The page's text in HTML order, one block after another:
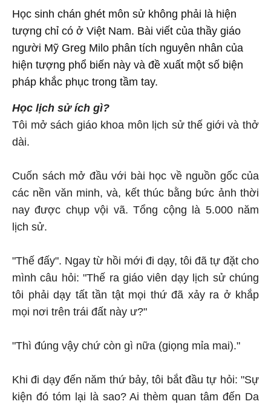
Học sinh chán ghét môn sử không phải là hiện
tượng chỉ có ở Việt Nam. Bài viết của thầy giáo
người Mỹ Greg Milo phân tích nguyên nhân của
hiện tượng phổ biến này và đề xuất một số biện
pháp khắc phục trong tầm tay.
Học lịch sử ích gì?
Tôi mở sách giáo khoa môn lịch sử thế giới và thở
dài.
Cuốn sách mở đầu với bài học về nguồn gốc của
các nền văn minh, và, kết thúc bằng bức ảnh thời
nay được chụp vội vã. Tổng cộng là 5.000 năm
lịch sử.
"Thế đấy". Ngay từ hồi mới đi dạy, tôi đã tự đặt cho
mình câu hỏi: "Thế ra giáo viên dạy lịch sử chúng
tôi phải dạy tất tần tật mọi thứ đã xảy ra ở khắp
mọi nơi trên trái đất này ư?"
"Thì đúng vậy chứ còn gì nữa (giọng mỉa mai)."
Khi đi dạy đến năm thứ bảy, tôi bắt đầu tự hỏi: "Sự
kiện đó tóm lại là sao? Ai thèm quan tâm đến Da